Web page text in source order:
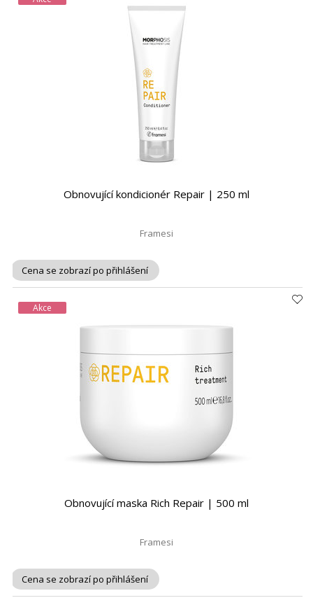
Obnovující kondicionér Repair | 250 ml
Framesi
Cena se zobrazí po přihlášení
Akce
Obnovující maska Rich Repair | 500 ml
Framesi
Cena se zobrazí po přihlášení